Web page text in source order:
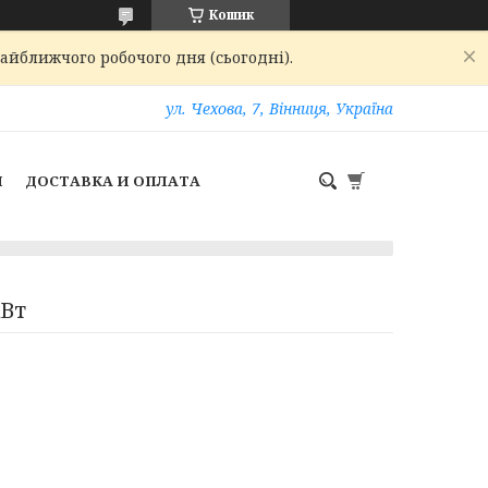
Кошик
робочого дня (сьогодні).
ул. Чехова, 7, Вінниця, Україна
ДОСТАВКА И ОПЛАТА